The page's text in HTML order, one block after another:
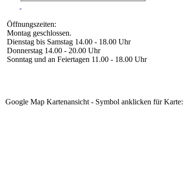
Öffnungszeiten:
Montag geschlossen.
Dienstag bis Samstag 14.00 - 18.00 Uhr
Donnerstag 14.00 - 20.00 Uhr
Sonntag und an Feiertagen 11.00 - 18.00 Uhr
Google Map Kartenansicht - Symbol anklicken für Karte: